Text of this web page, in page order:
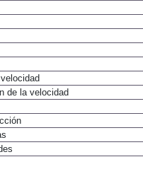
de la velocidad